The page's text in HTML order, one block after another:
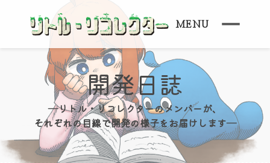
MENU
開発日誌
―リトル・リコレクターのメンバーが、
それぞれの目線で開発の様子をお届けします―